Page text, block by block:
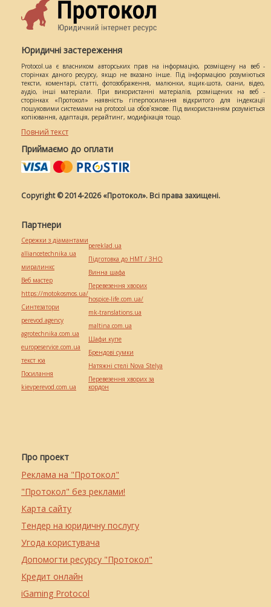
Юридичні застереження
Protocol.ua є власником авторських прав на інформацію, розміщену на веб -
сторінках даного ресурсу, якщо не вказано інше. Під інформацією розуміються
тексти, коментарі, статті, фотозображення, малюнки, ящик-шота, скани, відео,
аудіо, інші матеріали. При використанні матеріалів, розміщених на веб -
сторінках «Протокол» наявність гіперпосилання відкритого для індексації
пошуковими системами на protocol.ua обов`язкове. Під використанням розуміється
копіювання, адаптація, рерайтинг, модифікація тощо.
Повний текст
Приймаємо до оплати
Copyright © 2014-2026 «Протокол». Всі права захищені.
Про проект
Реклама на "Протокол"
"Протокол" без реклами!
Карта сайту
Тендер на юридичну послугу
Угода користувача
Допомогти ресурсу "Протокол"
Кредит онлайн
iGaming Protocol
Партнери
Сережки з діамантами
alliancetechnika.ua
миралинкс
Веб мастер
https://motokosmos.ua/
Синтезатори
perevod.agency
agrotechnika.com.ua
europeservice.com.ua
текст юа
Посилання
kievperevod.com.ua
pereklad.ua
Підготовка до НМТ / ЗНО
Винна шафа
Перевезення хворих
hospice-life.com.ua/
mk-translations.ua
maltina.com.ua
Шафи купе
Брендові сумки
Натяжні стелі Nova Stelya
Перевезення хворих за
кордон